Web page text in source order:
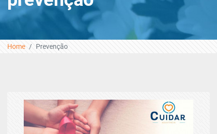
Home Prevenção